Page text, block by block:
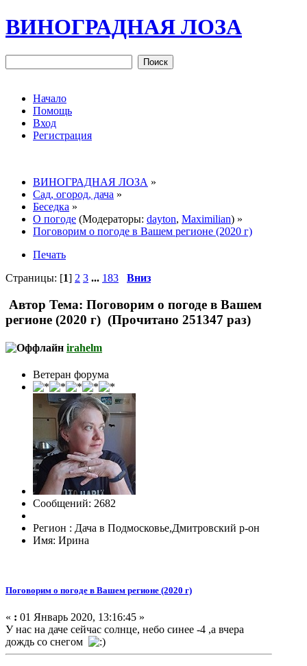
ВИНОГРАДНАЯ ЛОЗА
Начало
Помощь
Вход
Регистрация
ВИНОГРАДНАЯ ЛОЗА »
Сад, огород, дача »
Беседка »
О погоде (Модераторы: dayton, Maximilian) »
Поговорим о погоде в Вашем регионе (2020 г)
Печать
Страницы: [1] 2 3 ... 183 Вниз
Автор Тема: Поговорим о погоде в Вашем
регионе (2020 г) (Прочитано 251347 раз)
irahelm
Ветеран форума
Сообщений: 2682
Регион : Дача в Подмосковье,Дмитровский р-он
Имя: Ирина
Поговорим о погоде в Вашем регионе (2020 г)
« : 01 Январь 2020, 13:16:45 »
У нас на даче сейчас солнце, небо синее -4 ,а вчера
дождь со снегом